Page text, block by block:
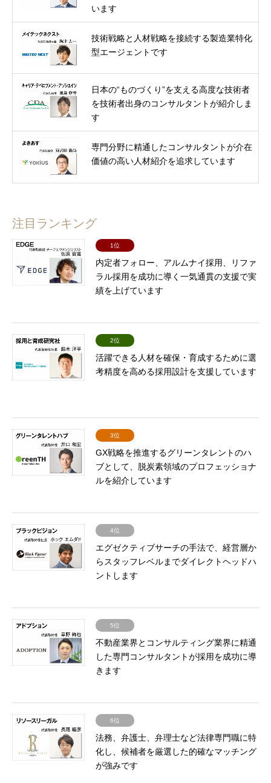
います
技術戦略と人材戦略を接続する製造業特化
型エージェントです
日本の“ものづくり”を支える高度な技術者
を技術者出身のコンサルタントが紹介しま
す
専門分野に精通したコンサルタントが介在
価値の高い人材紹介を追求しています
注目ランキング
1位
内定者フォロー、アルムナイ採用、リファ
ラル採用を成功に導く一気通貫の支援で実
績を上げています
2位
活躍できる人材を確保・育成するために選
考精度を高める採用設計を支援しています
3位
GX戦略を推進するグリーンタレントのハ
ブとして、脱炭素領域のプロフェッショナ
ルを紹介しています
4位
エグゼクティブサーチの手法で、経営層か
らスタッフレベルまでダイレクトヘッドハ
ントします
5位
不動産業界とコンサルティング業界に精通
した専門コンサルタントが採用を成功に導
きます
6位
法務、弁護士、弁理士など法律専門職に特
化し、候補者を厳選した的確なマッチング
が強みです